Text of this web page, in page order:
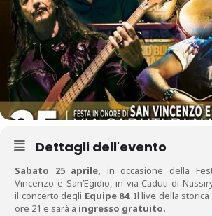
Dettagli dell'evento
Sabato 25 aprile, in occasione della
Vincenzo e San’Egidio, in via Caduti di
il concerto degli Equipe 84. Il live della
ore 21 e sarà a ingresso gratuito.